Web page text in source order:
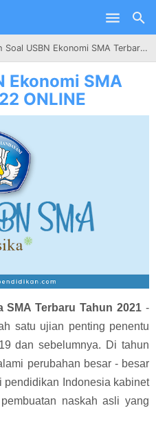
content
USBN Ekonomi SMA Terbaru Tahun 2022 ONLINE
Ekonomi SMA
ONLINE
Terbaru Tahun 2021 -
satu ujian penting penentu
dan sebelumnya. Di tahun
perubahan besar - besar
pendidikan Indonesia kabinet
naskah asli yang